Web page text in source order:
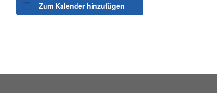
Zum Kalender hinzufügen